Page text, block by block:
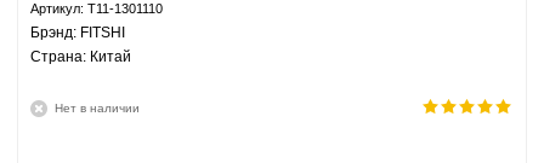
Артикул: T11-1301110
Брэнд: FITSHI
Страна: Китай
Нет в наличии